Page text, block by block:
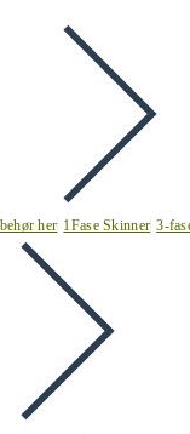
her 1Fase Skinner 3-